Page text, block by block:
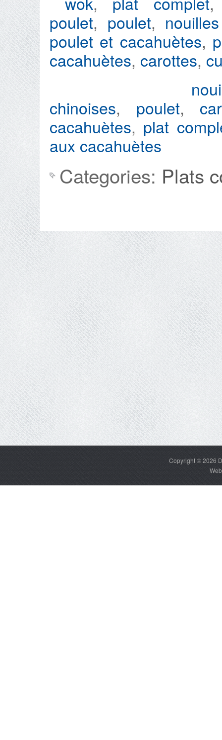
poulet, poulet,
poulet et cacahuètes,
cacahuètes, carottes,
chinoises, poulet,
cacahuètes, plat
aux cacahuètes
Categories: Plats
Copyright © 2026